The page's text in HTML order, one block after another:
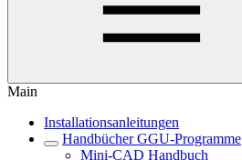
Main
Installationsanleitungen
Handbücher GGU-Programme
Mini-CAD Handbuch